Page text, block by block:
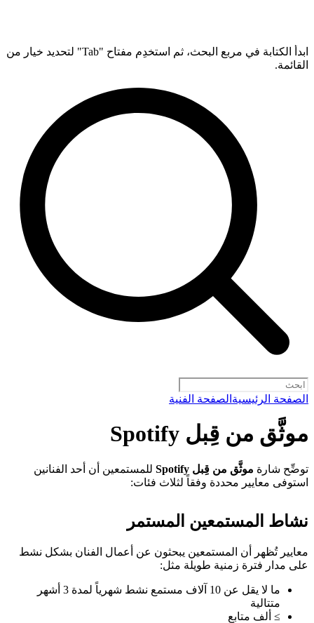
ابدأ الكتابة في مربع البحث، ثم استخدِم مفتاح "Tab" لتحديد خيار من
القائمة.
الصفحة الرئيسية الصفحة الفنية
موثَّق من قِبل Spotify
توضِّح شارة موثَّق من قِبل Spotify
للمستمعين أن أحد الفنانين
استوفى معايير محددة وفقاً لثلاث فئات:
نشاط المستمعين المستمر
معايير تُظهر أن المستمعين يبحثون عن أعمال الفنان بشكل نشط
على مدار فترة زمنية طويلة مثل:
ما لا يقل عن 10 آلاف مستمع نشط شهرياً لمدة 3 أشهر
متتالية
≥ ألف متابع